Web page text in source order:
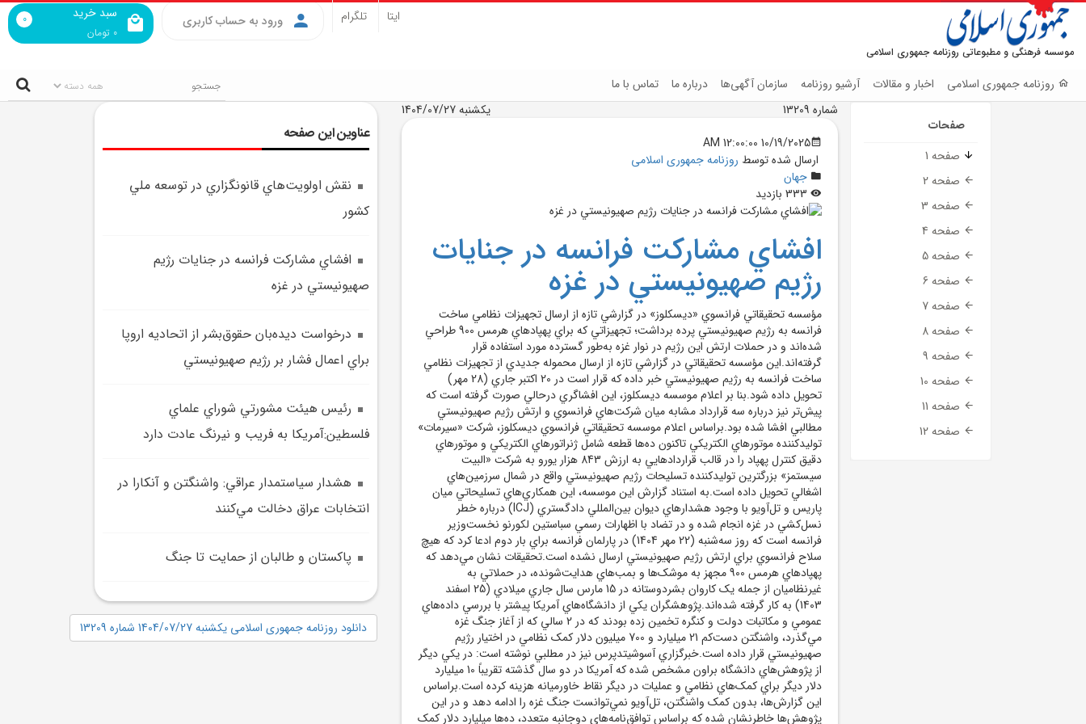
موسسه فرهنگی و مطبوعاتی روزنامه جمهوری اسلامی
سبد خرید
0 تومان
0 ورود به حساب کاربری ایتا تلگرام
روزنامه جمهوری اسلامی اخبار و مقالات آرشیو روزنامه سازمان آگهی‌ها درباره ما تماس با ما
صفحات
صفحه 1
صفحه 2
صفحه 3
صفحه 4
صفحه 5
صفحه 6
صفحه 7
صفحه 8
صفحه 9
صفحه 10
صفحه 11
صفحه 12
شماره 13209
یکشنبه 1404/07/27
10/19/2025 12:00:00 AM
ارسال شده توسط روزنامه جمهوری اسلامی
جهان
افشاي مشارکت فرانسه در جنايات
رژيم صهيونيستي در غزه
مؤسسه تحقيقاتي فرانسوي «ديسکلوز» در گزارشي تازه از ارسال تجهيزات نظامي ساخت
فرانسه به رژيم صهيونيستي پرده برداشت؛ تجهيزاتي که براي پهپادهاي هرمس 900 طراحي
شده‌اند و در حملات ارتش اين رژيم در نوار غزه به‌طور گسترده مورد استفاده قرار
گرفته‌اند.اين مؤسسه تحقيقاتي در گزارشي تازه از ارسال محموله جديدي از تجهيزات نظامي
ساخت فرانسه به رژيم صهيونيستي خبر داده که قرار است در 20 اکتبر جاري (28 مهر)
تحويل داده شود.بنا بر اعلام موسسه ديسکلوز،‌ اين افشاگري درحالي صورت گرفته است که
پيش‌تر نيز درباره سه قرارداد مشابه ميان شرکت‌هاي فرانسوي و ارتش رژيم صهيونيستي
مطالبي افشا شده بود.براساس اعلام موسسه تحقيقاتي فرانسوي ديسکلوز، شرکت «سيرمات»
توليدکننده موتورهاي الکتريکي تاکنون ده‌ها قطعه شامل ژنراتورهاي الکتريکي و موتورهاي
دقيق کنترل پهپاد را در قالب قراردادهايي به ارزش 843 هزار يورو به شرکت «البيت
سيستمز» بزرگترين توليدکننده تسليحات رژيم صهيونيستي واقع در شمال سرزمين‌هاي
اشغالي تحويل داده است.به استناد گزارش اين موسسه، اين همکاري‌هاي تسليحاتي ميان
پاريس و تل‌آويو با وجود هشدارهاي ديوان بين‌المللي دادگستري (ICJ) درباره خطر
نسل‌کشي در غزه انجام شده و در تضاد با اظهارات رسمي سباستين لکورنو نخست‌وزير
فرانسه است که روز سه‌شنبه (22 مهر 1404) در پارلمان فرانسه براي بار دوم ادعا کرد که هيچ
سلاح فرانسوي براي ارتش رژيم صهيونيستي ارسال نشده است.تحقيقات نشان مي‌دهد که
پهپادهاي هرمس 900 مجهز به موشک‌ها و بمب‌هاي هدايت‌شونده، در حملاتي به
غيرنظاميان از جمله يک کاروان بشردوستانه در 15 مارس سال جاري ميلادي (25 اسفند
1403) به کار گرفته شده‌اند.پژوهشگران يکي از دانشگاه‌هاي آمريکا پيشتر با بررسي داده‌هاي
عمومي و مکاتبات دولت و کنگره تخمين زده بودند که در 2 سالي که از آغاز جنگ غزه
مي‌گذرد، واشنگتن دست‌کم 21 ميليارد و 700 ميليون دلار کمک نظامي در اختيار رژيم
صهيونيستي قرار داده است.خبرگزاري آسوشيتدپرس نيز در مطلبي نوشته است: در يکي ديگر
از پژوهش‌هاي دانشگاه براون مشخص شده که آمريکا در دو سال گذشته تقريباً 10 ميليارد
دلار ديگر براي کمک‌هاي نظامي و عمليات در ديگر نقاط خاورميانه هزينه کرده است.براساس
اين گزارش‌ها، بدون کمک واشنگتن، تل‌آويو نمي‌توانست جنگ غزه را ادامه دهد و در اين
پژوهش‌ها خاطرنشان شده که براساس توافق‌نامه‌هاي دوجانبه متعدد، ده‌ها ميليارد دلار کمک
عناوین این صفحه
نقش اولويت‌هاي قانونگزاري در توسعه ملي
کشور
افشاي مشارکت فرانسه در جنايات رژيم
صهيونيستي در غزه
درخواست ديده‌بان حقوق‌بشر از اتحاديه اروپا
براي اعمال فشار بر رژيم صهيونيستي
رئيس هيئت مشورتي شوراي علماي
فلسطين:آمريکا به فريب و نيرنگ عادت دارد
هشدار سياستمدار عراقي: واشنگتن و آنکارا در
انتخابات عراق دخالت مي‌کنند
پاکستان و طالبان از حمايت تا جنگ
دانلود روزنامه جمهوری اسلامی یکشنبه 1404/07/27 شماره 13209